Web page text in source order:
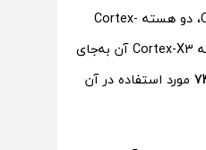
CPU و GPU بالاتری نسبت به نسخه استاندارد دارد. این چیپ از یک هسته Cortex-X3، دو هسته Cortex-
A715، دو هسته Cortex-A710 و سه هسته Cortex-A510 بهره می‌برد که فرکانس هسته Cortex-X3 آن به‌جای
مورد استفاده در آن